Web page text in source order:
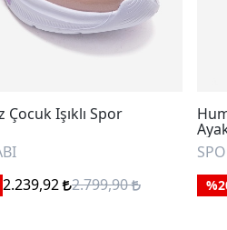
Çocuk Işıklı Spor
2.239,92 2.799,90